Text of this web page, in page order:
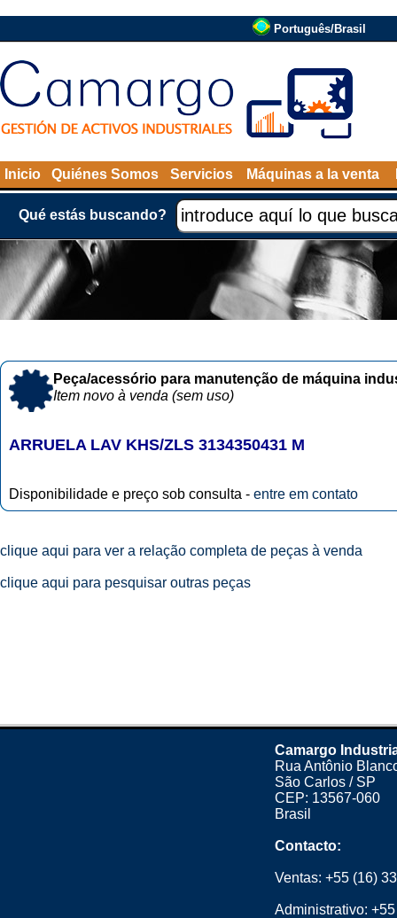
Português/Brasil
Inicio Quiénes Somos Servicios Máquinas a la venta
Qué estás buscando?
Peça/acessório para manutenção de máquina
Item novo à venda (sem uso)
ARRUELA LAV KHS/ZLS 3134350431 M
Disponibilidade e preço sob consulta - entre em contato
clique aqui para ver a relação completa de peças à venda
clique aqui para pesquisar outras peças
Camargo
Rua Antônio
São Carlos / SP
CEP: 13567-060
Brasil
Contacto:
Ventas: +55 (16)
Administrativo: